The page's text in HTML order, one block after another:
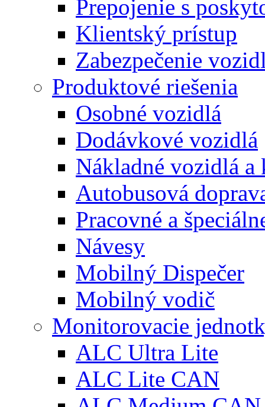
Prepojenie s
Klientský prístup
Zabezpečenie
Produktové riešenia
Osobné vozidlá
Dodávkové vozidlá
Nákladné vozidlá a
Autobusová
Pracovné a
Návesy
Mobilný Dispečer
Mobilný vodič
Monitorovacie
ALC Ultra Lite
ALC Lite CAN